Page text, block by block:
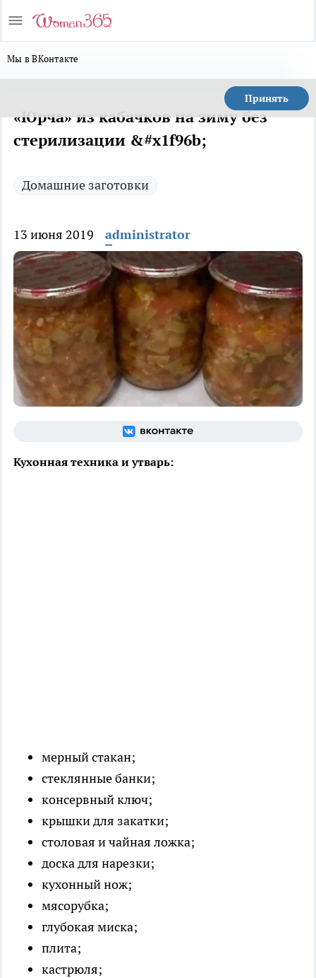
Мы в ВКонтакте
Принять
«Юрча» из кабачков на зиму без
стерилизации &#x1f96b;
Домашние заготовки
13 июня 2019 administrator
Кухонная техника и утварь:
мерный стакан;
стеклянные банки;
консервный ключ;
крышки для закатки;
столовая и чайная ложка;
доска для нарезки;
кухонный нож;
мясорубка;
глубокая миска;
плита;
кастрюля;